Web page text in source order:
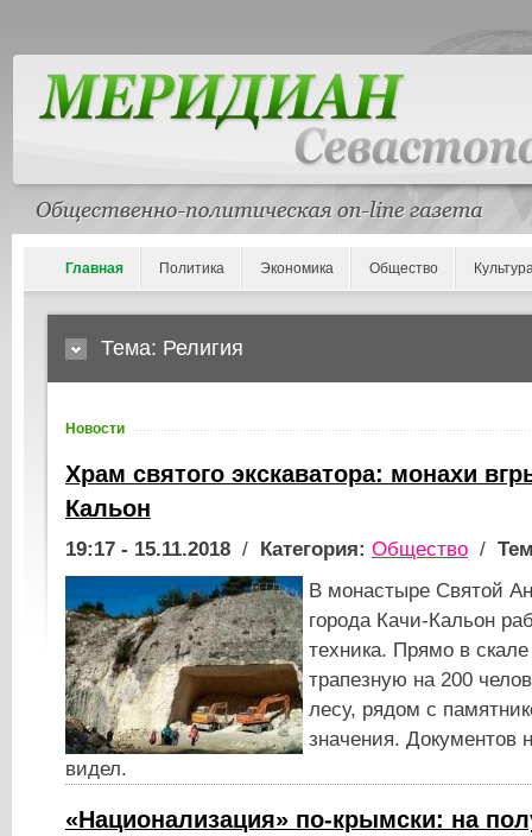
Главная Политика Экономика Общество
Тема: Религия
Новости
Храм святого экскаватора: монахи
Кальон
19:17 - 15.11.2018 / Категория: Общество /
В монастыре Святой
города Качи-Кальон
техника. Прямо в
трапезную на 200
лесу, рядом с
значения. Документов
видел.
«Национализация» по-крымски: на